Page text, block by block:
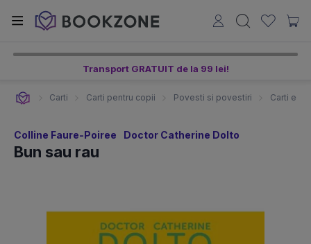
Transport GRATUIT de la 99 lei!
Carti Carti pentru copii Povesti si povestiri Carti
Colline Faure-Poiree Doctor Catherine Dolto
Bun sau rau